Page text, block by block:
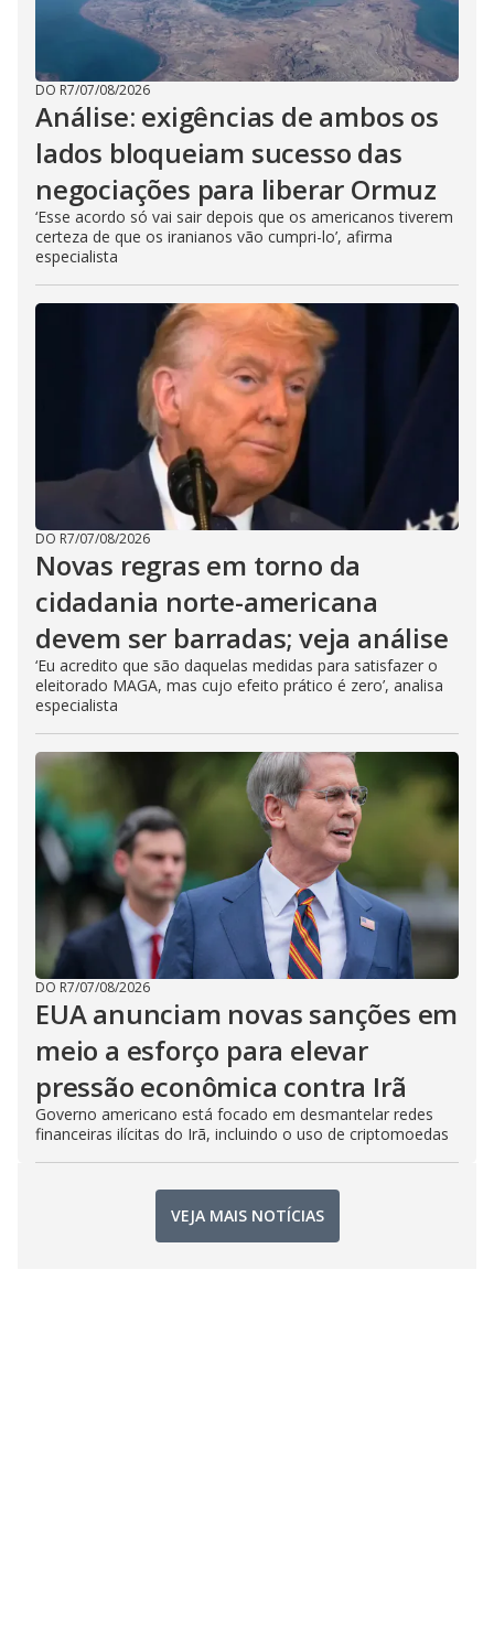
DO R7/07/08/2026
Análise: exigências de ambos os
lados bloqueiam sucesso das
negociações para liberar Ormuz
‘Esse acordo só vai sair depois que os americanos tiverem
certeza de que os iranianos vão cumpri-lo’, afirma
especialista
DO R7/07/08/2026
Novas regras em torno da
cidadania norte-americana
devem ser barradas; veja análise
‘Eu acredito que são daquelas medidas para satisfazer o
eleitorado MAGA, mas cujo efeito prático é zero’, analisa
especialista
DO R7/07/08/2026
EUA anunciam novas sanções em
meio a esforço para elevar
pressão econômica contra Irã
Governo americano está focado em desmantelar redes
financeiras ilícitas do Irã, incluindo o uso de criptomoedas
VEJA MAIS NOTÍCIAS